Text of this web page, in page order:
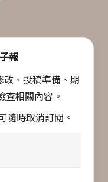
報
、投稿準備、期
查相關內容。
隨時取消訂閱。